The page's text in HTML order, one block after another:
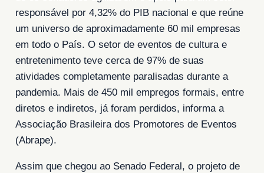
responsável por 4,32% do PIB nacional e que reúne
um universo de aproximadamente 60 mil empresas
em todo o País. O setor de eventos de cultura e
entretenimento teve cerca de 97% de suas
atividades completamente paralisadas durante a
pandemia. Mais de 450 mil empregos formais, entre
diretos e indiretos, já foram perdidos, informa a
Associação Brasileira dos Promotores de Eventos
(Abrape).
Assim que chegou ao Senado Federal, o projeto de